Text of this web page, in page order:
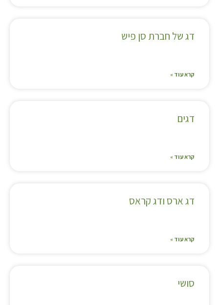
דג של חברת סן פיש
קרא עוד »
דגים
קרא עוד »
דג ארס ודג קראס
קרא עוד »
סושי